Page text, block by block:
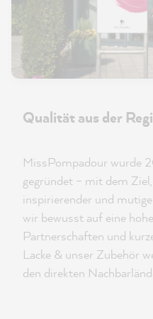
Qualität aus der
MissPompadour wurde
gegründet – mit dem
inspirierender und
wir bewusst auf eine
Partnerschaften und
Lacke & unser Zubehör
den direkten